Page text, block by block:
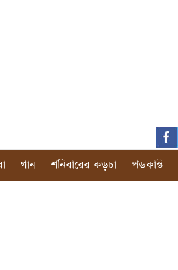
গান শনিবারের কড়চা পডকাস্ট